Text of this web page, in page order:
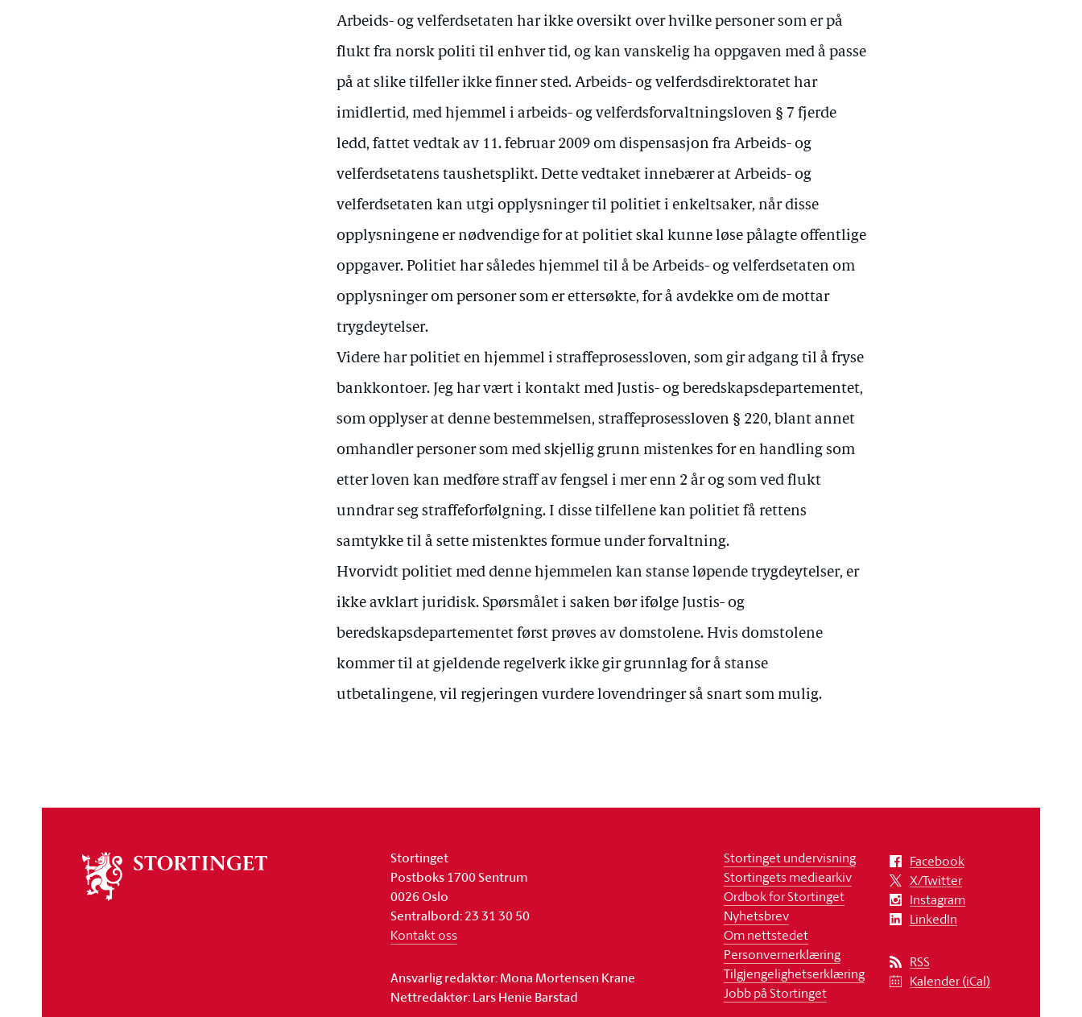
Arbeids- og velferdsetaten har ikke oversikt over hvilke personer som er på
flukt fra norsk politi til enhver tid, og kan vanskelig ha oppgaven med å passe
på at slike tilfeller ikke finner sted. Arbeids- og velferdsdirektoratet har
imidlertid, med hjemmel i arbeids- og velferdsforvaltningsloven § 7 fjerde
ledd, fattet vedtak av 11. februar 2009 om dispensasjon fra Arbeids- og
velferdsetatens taushetsplikt. Dette vedtaket innebærer at Arbeids- og
velferdsetaten kan utgi opplysninger til politiet i enkeltsaker, når disse
opplysningene er nødvendige for at politiet skal kunne løse pålagte offentlige
oppgaver. Politiet har således hjemmel til å be Arbeids- og velferdsetaten om
opplysninger om personer som er ettersøkte, for å avdekke om de mottar
trygdeytelser.
Videre har politiet en hjemmel i straffeprosessloven, som gir adgang til å fryse
bankkontoer. Jeg har vært i kontakt med Justis- og beredskapsdepartementet,
som opplyser at denne bestemmelsen, straffeprosessloven § 220, blant annet
omhandler personer som med skjellig grunn mistenkes for en handling som
etter loven kan medføre straff av fengsel i mer enn 2 år og som ved flukt
unndrar seg straffeforfølgning. I disse tilfellene kan politiet få rettens
samtykke til å sette mistenktes formue under forvaltning.
Hvorvidt politiet med denne hjemmelen kan stanse løpende trygdeytelser, er
ikke avklart juridisk. Spørsmålet i saken bør ifølge Justis- og
beredskapsdepartementet først prøves av domstolene. Hvis domstolene
kommer til at gjeldende regelverk ikke gir grunnlag for å stanse
utbetalingene, vil regjeringen vurdere lovendringer så snart som mulig.
stortinget
Stortinget
Postboks 1700 Sentrum
0026 Oslo
Sentralbord: 23 31 30 50
Kontakt oss
Ansvarlig redaktør: Mona Mortensen Krane
Nettredaktør: Lars Henie Barstad
Stortinget undervisning
Stortingets mediearkiv
Ordbok for Stortinget
Nyhetsbrev
Om nettstedet
Personvernerklæring
Tilgjengelighetserklæring
Jobb på Stortinget
Facebook
X/Twitter
Instagram
LinkedIn
RSS
Kalender (iCal)